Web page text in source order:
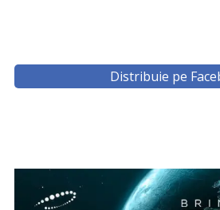
Distribuie pe